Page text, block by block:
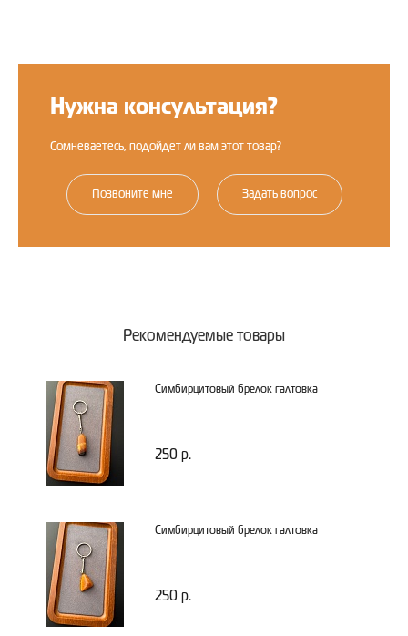
Нужна консультация?
Сомневаетесь, подойдет ли вам этот товар?
Позвоните мне Задать вопрос
Рекомендуемые товары
Симбирцитовый брелок галтовка
250 р.
Симбирцитовый брелок галтовка
250 р.